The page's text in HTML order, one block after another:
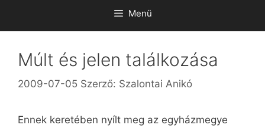
Menü
Múlt és jelen találkozása
2009-07-05 Szerző: Szalontai Anikó
Ennek keretében nyílt meg az egyházmegye